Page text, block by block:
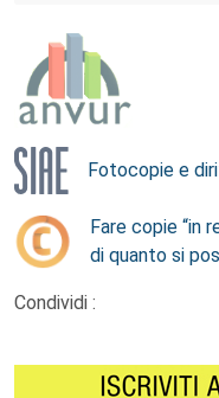
Fotocopie e
Fare copie “in
di quanto si
Condividi :